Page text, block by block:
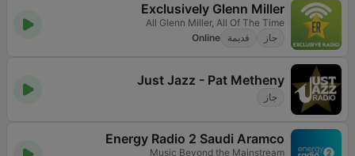
Exclusively Glenn Miller
All Glenn Miller, All Of The Time
جاز
قديمة Online
Just Jazz - Pat Metheny
جاز
Energy Radio 2 Saudi Aramco
Music Beyond the Mainstream